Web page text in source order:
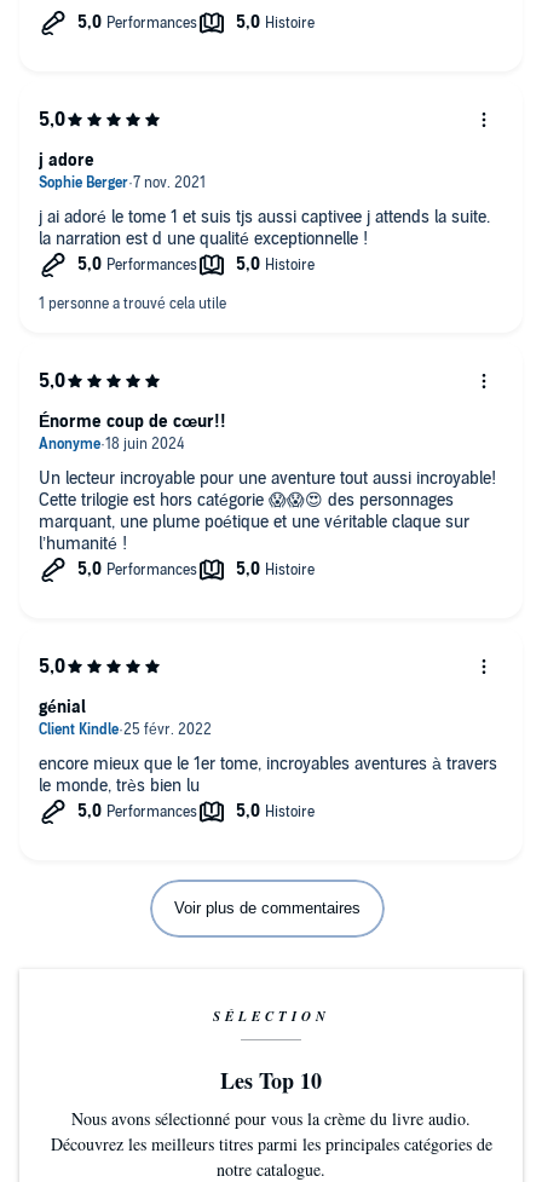
j ai adoré le tome 1 et suis tjs aussi captivee j attends la suite.
la narration est d une qualité exceptionnelle !
j adore
Un lecteur incroyable pour une aventure tout aussi incroyable!
Cette trilogie est hors catégorie 😱😱😍 des personnages
marquant, une plume poétique et une véritable claque sur
l’humanité !
Énorme coup de cœur!!
encore mieux que le 1er tome, incroyables aventures à travers
le monde, très bien lu
génial
Voir plus de commentaires
SÉLECTION
Les Top 10
Nous avons sélectionné pour vous la crème du livre audio.
Découvrez les meilleurs titres parmi les principales catégories de
notre catalogue.